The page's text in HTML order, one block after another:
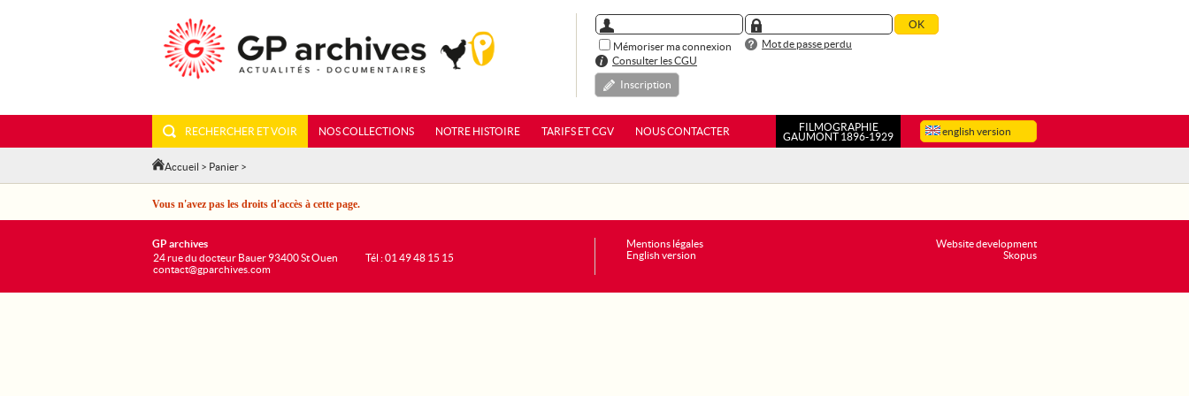
Mémoriser ma connexion
Mot de passe perdu
Consulter les CGU
Inscription
english version
RECHERCHER ET VOIR NOS COLLECTIONS NOTRE HISTOIRE TARIFS ET CGV NOUS CONTACTER
FILMOGRAPHIE
GAUMONT 1896-1929
Accueil > Panier >
Vous n'avez pas les droits d'accès à cette page.
Website development
Skopus
GP archives
24 rue du docteur Bauer 93400 St Ouen
contact@gparchives.com
Tél : 01 49 48 15 15
Mentions légales
English version